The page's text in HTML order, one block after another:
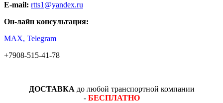
E-mail: rtts1@yandex.ru
Он-лайн консультация:
MAX, Telegram
+7908-515-41-78
ДОСТАВКА до любой транспортной компании
- БЕСПЛАТНО